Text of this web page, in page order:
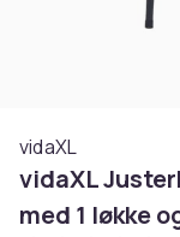
vidaXL
vidaXL
med 1 løkke